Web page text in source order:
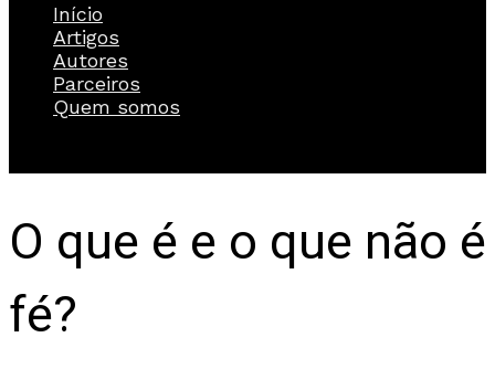
Início
Artigos
Autores
Parceiros
Quem somos
O que é e o que não é
fé?